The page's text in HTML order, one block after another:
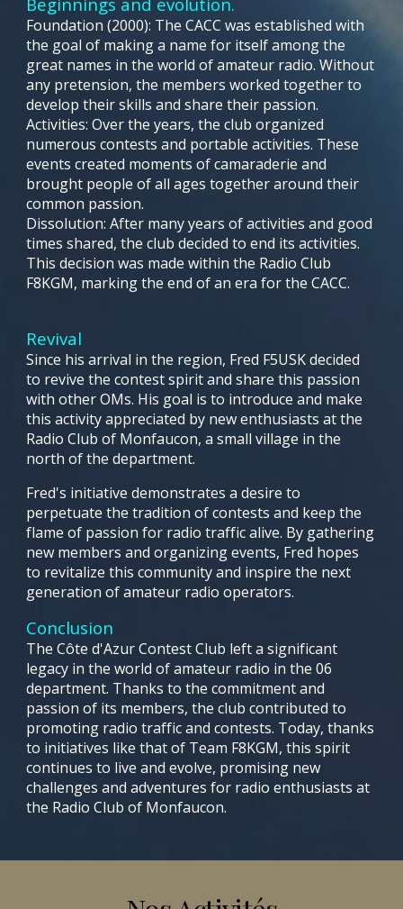
Foundation (2000): The CACC was established with
the goal of making a name for itself among the
great names in the world of amateur radio. Without
any pretension, the members worked together to
develop their skills and share their passion.
Activities: Over the years, the club organized
numerous contests and portable activities. These
events created moments of camaraderie and
brought people of all ages together around their
common passion.
Dissolution: After many years of activities and good
times shared, the club decided to end its activities.
This decision was made within the Radio Club
F8KGM, marking the end of an era for the CACC.
Revival
Since his arrival in the region, Fred F5USK decided
to revive the contest spirit and share this passion
with other OMs. His goal is to introduce and make
this activity appreciated by new enthusiasts at the
Radio Club of Monfaucon, a small village in the
north of the department.
Fred's initiative demonstrates a desire to
perpetuate the tradition of contests and keep the
flame of passion for radio traffic alive. By gathering
new members and organizing events, Fred hopes
to revitalize this community and inspire the next
generation of amateur radio operators.
Conclusion
The Côte d'Azur Contest Club left a significant
legacy in the world of amateur radio in the 06
department. Thanks to the commitment and
passion of its members, the club contributed to
promoting radio traffic and contests. Today, thanks
to initiatives like that of Team F8KGM, this spirit
continues to live and evolve, promising new
challenges and adventures for radio enthusiasts at
the Radio Club of Monfaucon.